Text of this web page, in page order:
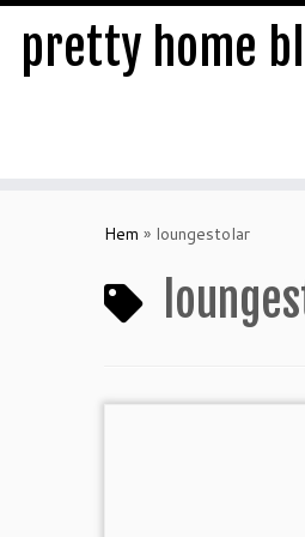
pretty home
Hem » loungestolar